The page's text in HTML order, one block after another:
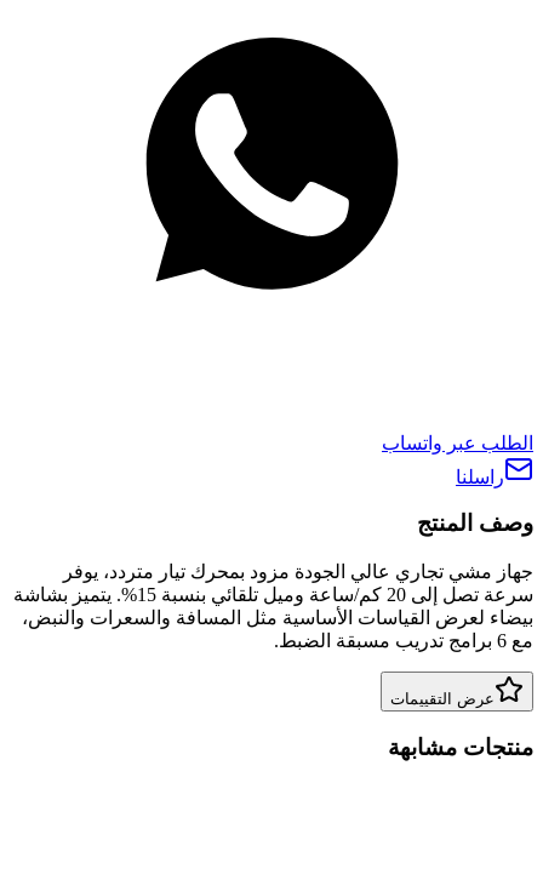
الطلب عبر واتساب
راسلنا
وصف المنتج
جهاز مشي تجاري عالي الجودة مزود بمحرك تيار متردد، يوفر
سرعة تصل إلى 20 كم/ساعة وميل تلقائي بنسبة 15%. يتميز بشاشة
بيضاء لعرض القياسات الأساسية مثل المسافة والسعرات والنبض،
مع 6 برامج تدريب مسبقة الضبط.
عرض التقييمات
منتجات مشابهة